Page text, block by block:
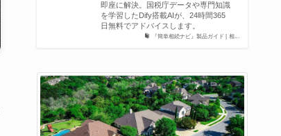
『簡単相続ナビ』製品ガイド | 相...
即座に解決。国税庁データや専門知識
を学習したDify搭載AIが、24時間365
日無料でアドバイスします。